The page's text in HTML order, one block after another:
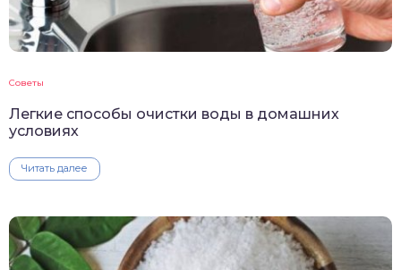
Советы
Легкие способы очистки воды в домашних
условиях
Читать далее